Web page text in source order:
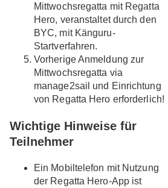
Mittwochsregatta mit Regatta
Hero, veranstaltet durch den
BYC, mit Känguru-
Startverfahren.
Vorherige Anmeldung zur
Mittwochsregatta via
manage2sail und Einrichtung
von Regatta Hero erforderlich!
Wichtige Hinweise für
Teilnehmer
Ein Mobiltelefon mit Nutzung
der Regatta Hero-App ist